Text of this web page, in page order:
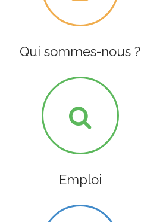
Qui sommes-nous ?
Emploi